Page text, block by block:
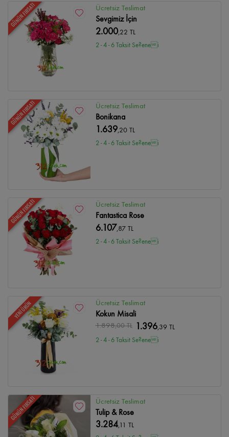
GÜNÜN FIRSATI Ücretsiz Teslimat
Sevgimiz İçin
2.000,22 TL
2 - 4 - 6 Taksit Se?enei
GÜNÜN FIRSATI Ücretsiz Teslimat
Bonikana
1.639,20 TL
2 - 4 - 6 Taksit Se?enei
GÜNÜN FIRSATI Ücretsiz Teslimat
Fantastica Rose
6.107,87 TL
2 - 4 - 6 Taksit Se?enei
YENİ ÜRÜN Ücretsiz Teslimat
Kokun Misali
1.898,00 TL 1.396,39 TL
2 - 4 - 6 Taksit Se?enei
GÜNÜN FIRSATI Ücretsiz Teslimat
Tulip & Rose
3.284,11 TL